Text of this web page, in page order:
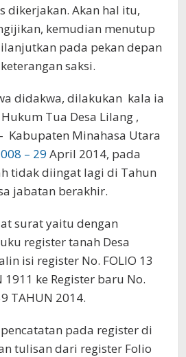
dikerjakan. Akan hal itu,
kemudian menutup
pada pekan depan
saksi.
didakwa, dilakukan kala ia
Tua Desa Lilang ,
Kabupaten Minahasa Utara
– 29 April 2014, pada
tidak diingat lagi di Tahun
jabatan berakhir.
surat yaitu dengan
register tanah Desa
isi register No. FOLIO 13
1911 ke Register baru No.
TAHUN 2014.
pada register di
tulisan dari register Folio